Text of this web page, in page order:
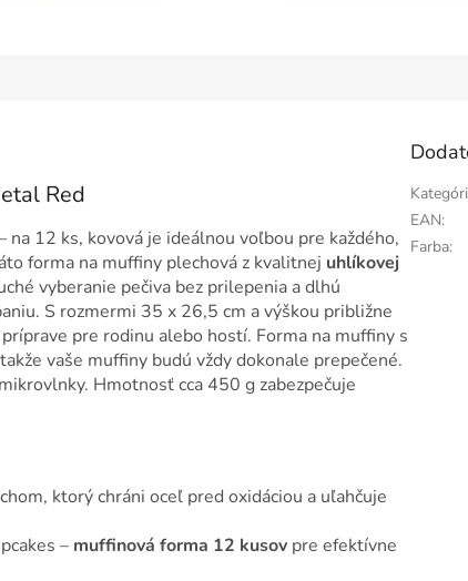
Red
na 12 ks, kovová je ideálnou voľbou pre každého,
forma na muffiny plechová z kvalitnej uhlíkovej
vyberanie pečiva bez prilepenia a dlhú
S rozmermi 35 x 26,5 cm a výškou približne
pre rodinu alebo hostí. Forma na muffiny s
vaše muffiny budú vždy dokonale prepečené.
Hmotnosť cca 450 g zabezpečuje
ktorý chráni oceľ pred oxidáciou a uľahčuje
– muffinová forma 12 kusov pre efektívne
EAN:
Farba: